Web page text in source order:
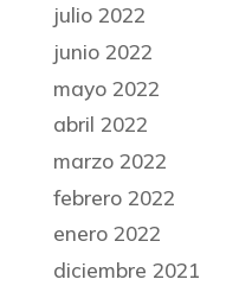
julio 2022
junio 2022
mayo 2022
abril 2022
marzo 2022
febrero 2022
enero 2022
diciembre 2021